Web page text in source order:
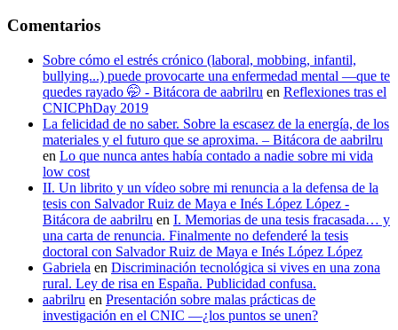
Comentarios
Sobre cómo el estrés crónico (laboral, mobbing, infantil,
bullying...) puede provocarte una enfermedad mental —que te
quedes rayado 🤭 - Bitácora de aabrilru en Reflexiones tras el
CNICPhDay 2019
La felicidad de no saber. Sobre la escasez de la energía, de los
materiales y el futuro que se aproxima. – Bitácora de aabrilru
en Lo que nunca antes había contado a nadie sobre mi vida
low cost
II. Un librito y un vídeo sobre mi renuncia a la defensa de la
tesis con Salvador Ruiz de Maya e Inés López López -
Bitácora de aabrilru en I. Memorias de una tesis fracasada… y
una carta de renuncia. Finalmente no defenderé la tesis
doctoral con Salvador Ruiz de Maya e Inés López López
Gabriela en Discriminación tecnológica si vives en una zona
rural. Ley de risa en España. Publicidad confusa.
aabrilru en Presentación sobre malas prácticas de
investigación en el CNIC —¿los puntos se unen?